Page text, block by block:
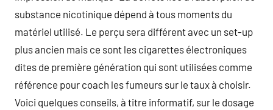
substance nicotinique dépend à tous moments du
matériel utilisé. Le perçu sera différent avec un set-up
plus ancien mais ce sont les cigarettes électroniques
dites de première génération qui sont utilisées comme
référence pour coach les fumeurs sur le taux à choisir.
Voici quelques conseils, à titre informatif, sur le dosage